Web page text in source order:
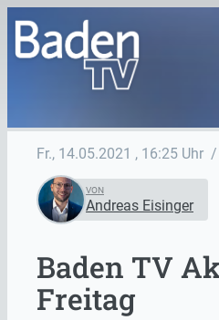
Fr., 14.05.2021 , 16:25 Uhr /
VON
Andreas Eisinger
Baden TV
Freitag